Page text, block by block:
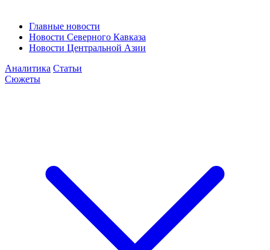
Главные новости
Новости Северного Кавказа
Новости Центральной Азии
Аналитика Статьи
Сюжеты